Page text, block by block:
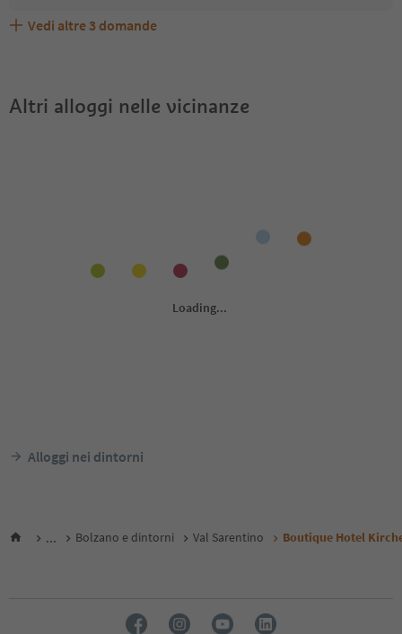
Boutique Hotel Kircher accetta animali domestici?
Quali servizi/attività sono disponibili presso Boutique
Gli ospiti di Boutique Hotel Kircher ricevono l'Alto Adige
Vedi altre 3 domande
Altri alloggi nelle vicinanze
Alloggi nei dintorni
... Bolzano e dintorni Val Sarentino Boutique Hotel